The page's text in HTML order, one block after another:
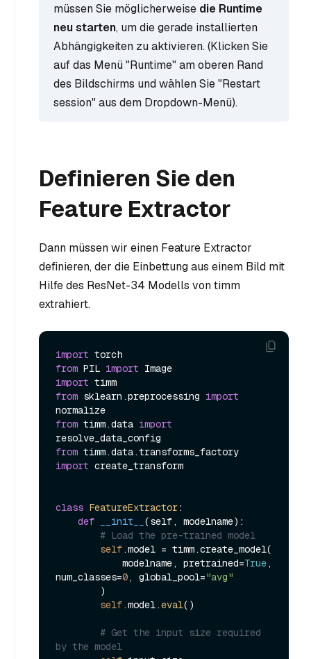
müssen Sie möglicherweise die Runtime
neu starten, um die gerade installierten
Abhängigkeiten zu aktivieren. (Klicken Sie
auf das Menü "Runtime" am oberen Rand
des Bildschirms und wählen Sie "Restart
session" aus dem Dropdown-Menü).
Definieren Sie den
Feature Extractor
Dann müssen wir einen Feature Extractor
definieren, der die Einbettung aus einem Bild mit
Hilfe des ResNet-34 Modells von timm
extrahiert.
import
from PIL import
import
from sklearn.preprocessing import
from timm.data import
from
import create_transform
class FeatureExtractor:
def
__init__ (self, modelname):
# Load the pre-trained model
self.model = timm.create_model(
            modelname, pretrained=
True,
num_classes=0, global_pool="avg"
self.model.eval()
# Get the input size required
by the model